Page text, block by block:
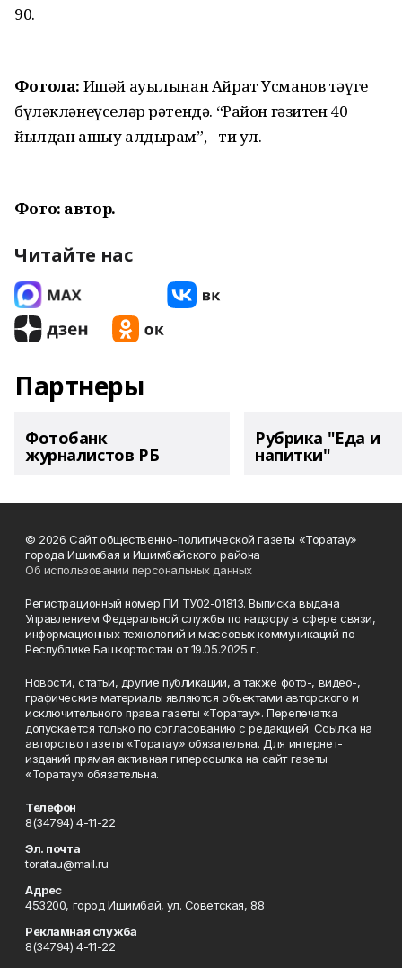
90.
Фотола: Ишәй ауылынан Айрат Усманов тәүге
бүләкләнеүселәр рәтендә. “Район гәзитен 40
йылдан ашыу алдырам”, - ти ул.
Фото: автор.
Читайте нас
Партнеры
Фотобанк
журналистов РБ
Рубрика "Еда и
напитки"
© 2026 Сайт общественно-политической газеты «Торатау»
города Ишимбая и Ишимбайского района
Об использовании персональных данных
Регистрационный номер ПИ ТУ02-01813. Выписка выдана
Управлением Федеральной службы по надзору в сфере связи,
информационных технологий и массовых коммуникаций по
Республике Башкортостан от 19.05.2025 г.
Новости, статьи, другие публикации, а также фото-, видео-,
графические материалы являются объектами авторского и
исключительного права газеты «Торатау». Перепечатка
допускается только по согласованию с редакцией. Ссылка на
авторство газеты «Торатау» обязательна. Для интернет-
изданий прямая активная гиперссылка на сайт газеты
«Торатау» обязательна.
Телефон
8(34794) 4-11-22
Эл. почта
toratau@mail.ru
Адрес
453200, город Ишимбай, ул. Советская, 88
Рекламная служба
8(34794) 4-11-22